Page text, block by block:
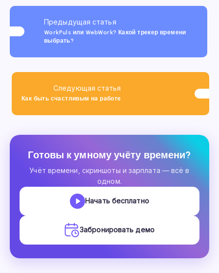
Предыдущая статья
WorkPuls или WebWork? Какой трекер времени
выбрать?
Следующая статья
Как быть счастливым на работе
Готовы к умному учёту времени?
Учёт времени, скриншоты и зарплата — всё в
одном.
Начать бесплатно
Забронировать демо